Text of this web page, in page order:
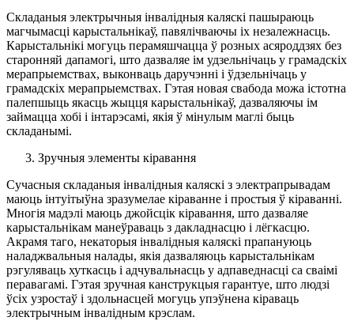
Складаныя электрычныя інвалідныя каляскі пашыраюць
магчымасці карыстальнікаў, павялічваючы іх незалежнасць.
Карыстальнікі могуць перамяшчацца ў розных асяроддзях без
старонняй дапамогі, што дазваляе ім удзельнічаць у грамадскіх
мерапрыемствах, выконваць даручэнні і ўдзельнічаць у
грамадскіх мерапрыемствах. Гэтая новая свабода можа істотна
палепшыць якасць жыцця карыстальнікаў, дазваляючы ім
займацца хобі і інтарэсамі, якія ў мінулым маглі быць
складанымі.
Зручныя элементы кіравання
Сучасныя складаныя інвалідныя каляскі з электрапрывадам
маюць інтуітыўна зразумелае кіраванне і простыя ў кіраванні.
Многія мадэлі маюць джойсцік кіравання, што дазваляе
карыстальнікам манеўраваць з дакладнасцю і лёгкасцю.
Акрамя таго, некаторыя інвалідныя каляскі прапануюць
наладжвальныя налады, якія дазваляюць карыстальнікам
рэгуляваць хуткасць і адчувальнасць у адпаведнасці са сваімі
перавагамі. Гэтая зручная канструкцыя гарантуе, што людзі
ўсіх узростаў і здольнасцей могуць упэўнена кіраваць
электрычным інвалідным крэслам.